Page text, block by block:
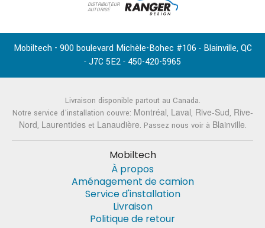
DISTRIBUTEUR
AUTORISÉ
Mobiltech - 900 boulevard Michèle-Bohec #106 - Blainville, QC
- J7C 5E2 - 450-420-5965
Livraison disponible partout au Canada.
Notre service d'installation couvre: Montréal, Laval, Rive-Sud, Rive-
Nord, Laurentideset Lanaudière. Passez nous voir à Blainville.
Mobiltech
À propos
Aménagement de camion
Service d'installation
Livraison
Politique de retour